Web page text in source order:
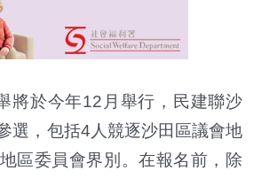
將於今年12月舉行，民建聯沙
選，包括4人競逐沙田區議會地
區委員會界別。在報名前，除